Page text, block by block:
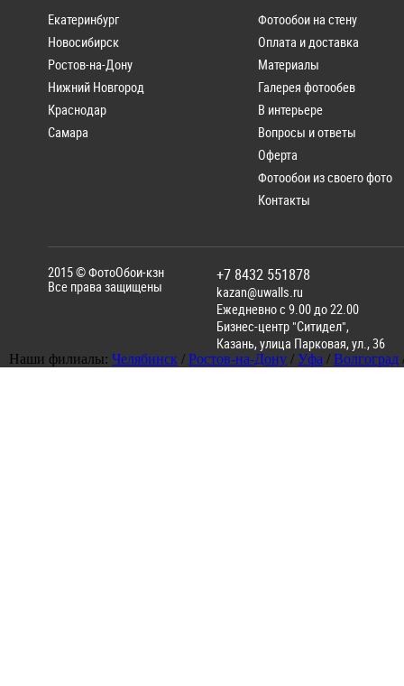
Екатеринбург
Новосибирск
Ростов-на-Дону
Нижний Новгород
Краснодар
Самара
Фотообои на стену
Оплата и доставка
Материалы
Галерея фотообев
В интерьере
Вопросы и ответы
Оферта
Фотообои из своего фото
Контакты
2015 ©ФотоОбои-кзн
Все права защищены
+7 8432 551878
kazan@uwalls.ru
Ежедневно с 9.00 до 22.00
Бизнес-центр "Ситидел",
Казань,улица Парковая, ул., 36
Наши филиалы: Челябинск / Ростов-на-Дону / Уфа / Волгоград